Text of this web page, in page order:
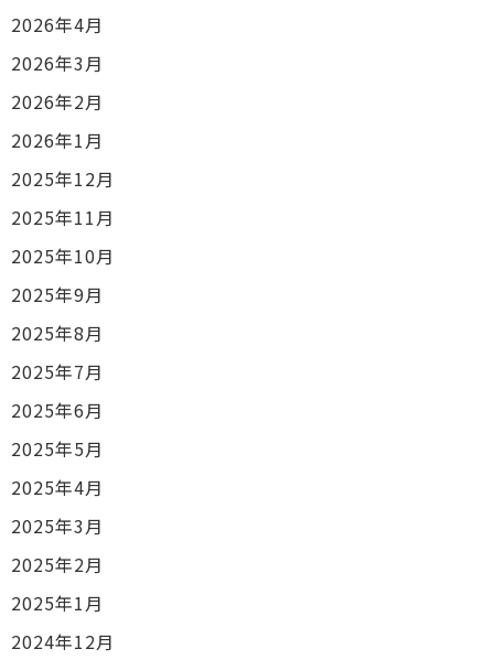
2026年4月
2026年3月
2026年2月
2026年1月
2025年12月
2025年11月
2025年10月
2025年9月
2025年8月
2025年7月
2025年6月
2025年5月
2025年4月
2025年3月
2025年2月
2025年1月
2024年12月